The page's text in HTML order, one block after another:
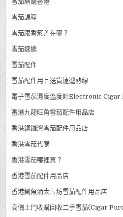
雪茄課程
雪茄跟香菸差在哪？
雪茄速遞
雪茄配件
雪茄配件用品送貨速遞熱線
電子雪茄濕度溫度計Electronic
香港九龍旺角雪茄配件用品店
香港銅鑼灣雪茄配件用品店
香港雪茄代購
香港雪茄哪裡買？
香港雪茄配件用品店
香港鰂魚涌太古坊雪茄配件用品店
高價上門收購回收二手雪茄(Cigar